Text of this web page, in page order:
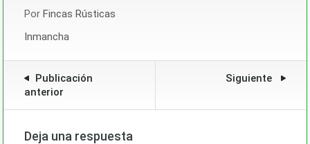
Por Fincas Rústicas
Inmancha
Publicación
anterior
Siguiente
Deja una respuesta